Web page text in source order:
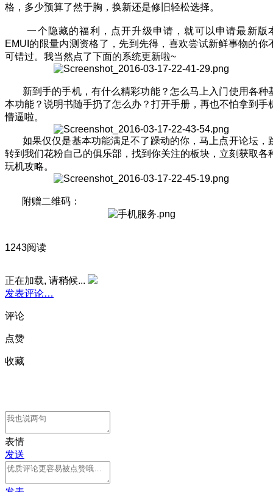
格，多少预算了然于胸，换新还是修旧轻松选择。
一个隐藏的福利，点开升级申请，就可以申请最新版
EMUI的限量内测资格了，先到先得，喜欢尝试新鲜事物的你
可错过。我当然点了下面的系统更新啦~
新到手的手机，有什么精彩功能？怎么马上入门使用各种
本功能？说明书随手扔了怎么办？打开手册，再也不怕拿到手
懵逼啦。
如果仅仅是基本功能满足不了躁动的你，马上点开论坛，
转到我们花粉自己的俱乐部，找到你关注的板块，立刻获取各
玩机攻略。
附赠二维码：
1243阅读
正在加载, 请稍候...
发表评论…
评论
点赞
收藏
表情
发送